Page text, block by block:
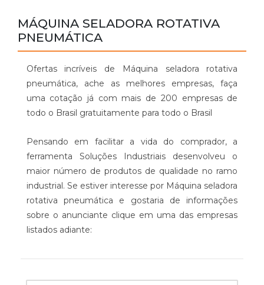
MÁQUINA SELADORA ROTATIVA
PNEUMÁTICA
Ofertas incríveis de Máquina seladora rotativa
pneumática, ache as melhores empresas, faça
uma cotação já com mais de 200 empresas de
todo o Brasil gratuitamente para todo o Brasil
Pensando em facilitar a vida do comprador, a
ferramenta Soluções Industriais desenvolveu o
maior número de produtos de qualidade no ramo
industrial. Se estiver interesse por Máquina seladora
rotativa pneumática e gostaria de informações
sobre o anunciante clique em uma das empresas
listados adiante: